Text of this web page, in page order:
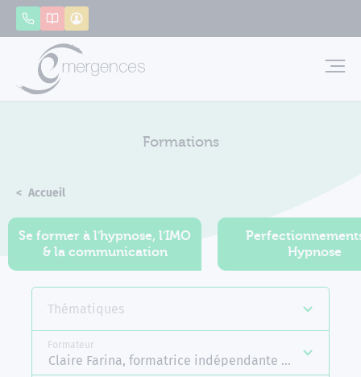
AppelerCatalogue
Formations
Accueil
Se former à l'hypnose, l'IMO
& la communication
Hypnose
Thématiques
Formateur
Claire Farina, formatrice indépendante Emergences
Panneau de gestion des cookies